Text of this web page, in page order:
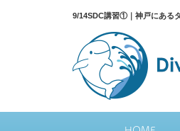
9/14SDC講習①｜神戸にある